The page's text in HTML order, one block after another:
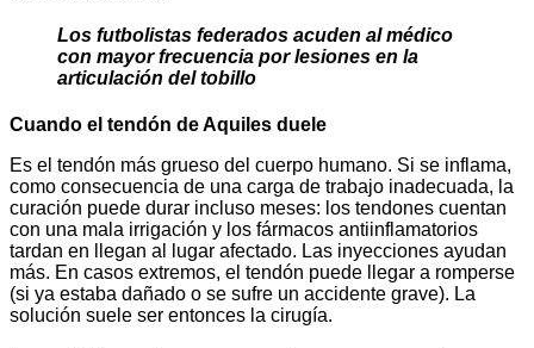
Los futbolistas federados acuden al médico
con mayor frecuencia por lesiones en la
articulación del tobillo
Cuando el tendón de Aquiles duele
Es el tendón más grueso del cuerpo humano. Si se inflama,
como consecuencia de una carga de trabajo inadecuada, la
curación puede durar incluso meses: los tendones cuentan
con una mala irrigación y los fármacos antiinflamatorios
tardan en llegan al lugar afectado. Las inyecciones ayudan
más. En casos extremos, el tendón puede llegar a romperse
(si ya estaba dañado o se sufre un accidente grave). La
solución suele ser entonces la cirugía.